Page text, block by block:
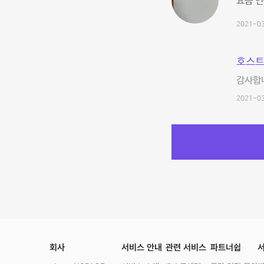
2021-
호스
감사
2021-
회사 서비스 안내 관련 서비스 파트너쉽